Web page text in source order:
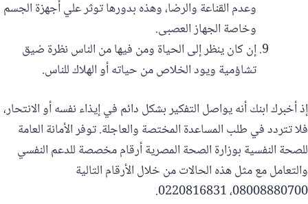
وعدم القناعة والرضا، وهذه بدورها توثر علي أجهزة الجسم
وخاصة الجهاز العصبى.
إن كان ينظر إلى الحياة ومن فيها من الناس نظرة ضيق
تشاؤمية ويود الخلاص من حياته أو الهلاك للناس.
إذ أخبرك ابنك أنه يواصل التفكير بشكل دائم في إيذاء نفسه أو الانتحار،
فلا تتردد في طلب المساعدة المختصة والعاجلة. توفر الأمانة العامة
للصحة النفسية بوزارة الصحة المصرية أرقام مخصصة للدعم النفسي
والتعامل مع مثل هذه الحالات من خلال الأرقام التالية
08008880700، 0220816831.